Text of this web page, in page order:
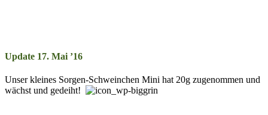
Update 17. Mai ’16
Unser klein­es Sor­gen-Schwein­chen Mini hat 20g zu­ge­nom­men und
wächst und ge­deiht!